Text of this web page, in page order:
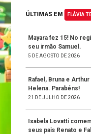
ÚLTIMAS EM FLÁVIA
Mayara fez 15! No
seu irmão Samuel.
5 DE AGOSTO DE 2026
Rafael, Bruna e
Helena. Parabéns!
21 DE JULHO DE 2026
Isabela Lovatti
seus pais Renato e